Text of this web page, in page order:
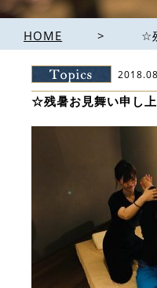
HOME > ☆
☆残暑お見舞い申し